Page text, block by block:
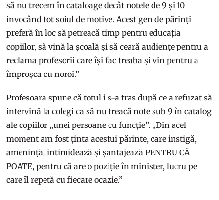
să nu trecem în cataloage decât notele de 9 și 10
invocând tot soiul de motive. Acest gen de părinți
preferă în loc să petreacă timp pentru educația
copiilor, să vină la școală și să ceară audiențe pentru a
reclama profesorii care își fac treaba și vin pentru a
împroșca cu noroi.”
Profesoara spune că totul i s-a tras după ce a refuzat să
intervină la colegi ca să nu treacă note sub 9 în catalog
ale copiilor „unei persoane cu funcție”. „Din acel
moment am fost ținta acestui părinte, care instigă,
amenință, intimidează și șantajează PENTRU CĂ
POATE, pentru că are o poziție în minister, lucru pe
care îl repetă cu fiecare ocazie.”